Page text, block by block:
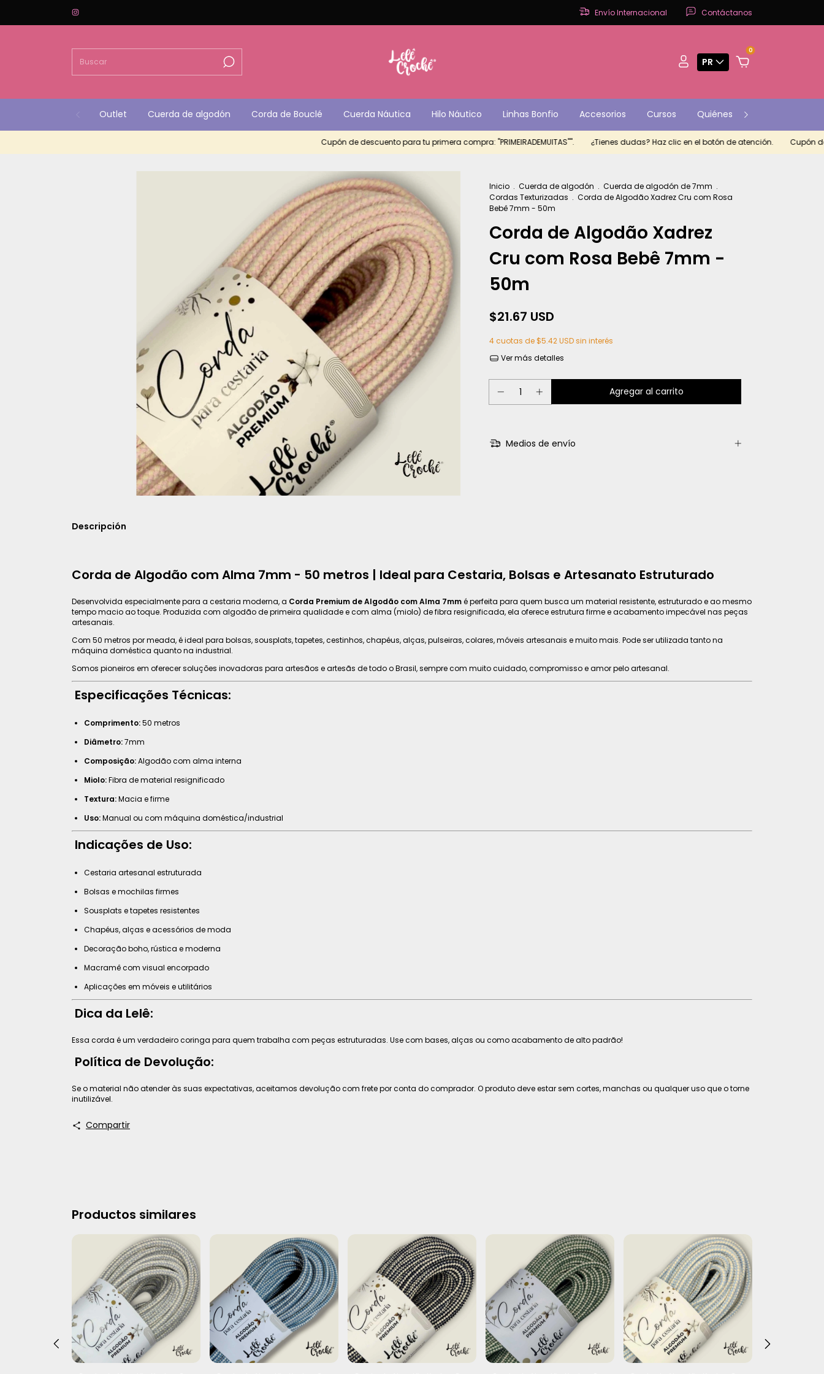
Envío Internacional Contáctanos
PR
0
Outlet Cuerda de algodón Corda de Bouclé Cuerda Náutica Hilo Náutico Linhas Bonfio Accesorios Cursos Quiénes Somos
Cupón de descuento para tu primera compra: "PRIMEIRADEMUITAS"". ¿Tienes dudas? Haz clic en el botón de atención. Cupón de
Inicio . Cuerda de algodón . Cuerda de algodón de 7mm .
Cordas Texturizadas . Corda de Algodão Xadrez Cru com Rosa
Bebê 7mm - 50m
Corda de Algodão Xadrez
Cru com Rosa Bebê 7mm -
50m
$21.67 USD
4cuotas de$5.42 USDsin interés
Ver más detalles
Medios de envío
Descripción
Corda de Algodão com Alma 7mm - 50 metros | Ideal para Cestaria, Bolsas e Artesanato Estruturado
Desenvolvida especialmente para a cestaria moderna, a Corda Premium de Algodão com Alma 7mmé perfeita para quem busca um material resistente, estruturado e ao mesmo
tempo macio ao toque. Produzida com algodão de primeira qualidade e com alma (miolo) de fibra resignificada, ela oferece estrutura firme e acabamento impecável nas peças
artesanais.
Com 50 metros por meada, é ideal para bolsas, sousplats, tapetes, cestinhos, chapéus, alças, pulseiras, colares, móveis artesanais e muito mais. Pode ser utilizada tanto na
máquina doméstica quanto na industrial.
Somos pioneiros em oferecer soluções inovadoras para artesãos e artesãs de todo o Brasil, sempre com muito cuidado, compromisso e amor pelo artesanal.
Especificações Técnicas:
Comprimento:50 metros
Diâmetro:7mm
Composição:Algodão com alma interna
Miolo:Fibra de material resignificado
Textura:Macia e firme
Uso:Manual ou com máquina doméstica/industrial
Indicações de Uso:
Cestaria artesanal estruturada
Bolsas e mochilas firmes
Sousplats e tapetes resistentes
Chapéus, alças e acessórios de moda
Decoração boho, rústica e moderna
Macramê com visual encorpado
Aplicações em móveis e utilitários
Dica da Lelê:
Essa corda é um verdadeiro coringa para quem trabalha com peças estruturadas. Use com bases, alças ou como acabamento de alto padrão!
Política de Devolução:
Se o material não atender às suas expectativas, aceitamos devolução com frete por conta do comprador. O produto deve estar sem cortes, manchas ou qualquer uso que o torne
inutilizável.
Compartir
Productos similares